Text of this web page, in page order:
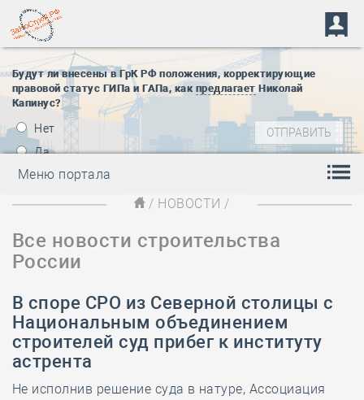
Будут ли внесены в ГрК РФ положения, корректирующие
правовой статус ГИПа и ГАПа, как предлагает Николай
Капинус?
Нет
Да
Меню портала
/ НОВОСТИ /
Все новости строительства
России
В споре СРО из Северной столицы с
Национальным объединением
строителей суд прибег к институту
астрента
Не исполнив решение суда в натуре, Ассоциация